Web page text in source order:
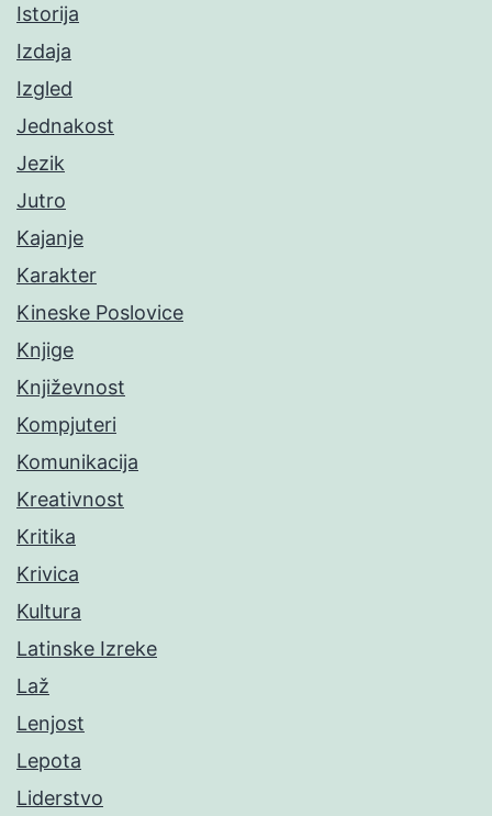
Istorija
Izdaja
Izgled
Jednakost
Jezik
Jutro
Kajanje
Karakter
Kineske Poslovice
Knjige
Književnost
Kompjuteri
Komunikacija
Kreativnost
Kritika
Krivica
Kultura
Latinske Izreke
Laž
Lenjost
Lepota
Liderstvo